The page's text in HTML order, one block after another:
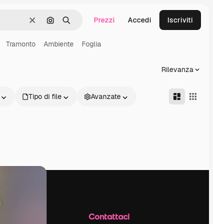
CancellaCerca per immagine
Ricerca Prezzi Accedi Iscriviti
Tramonto Ambiente Foglia
Rilevanza
Tipo di file Avanzate
Contattaci